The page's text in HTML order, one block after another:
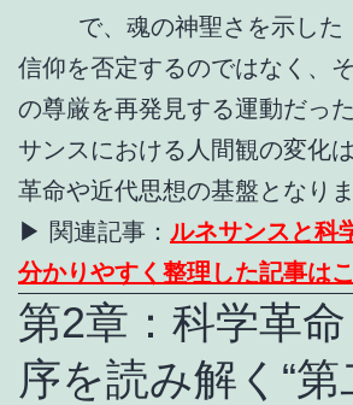
で、魂の神聖さを示した
信仰を否定するのではなく、
の尊厳を再発見する運動だっ
サンスにおける人間観の変化
革命や近代思想の基盤となりま
▶ 関連記事： ルネサンスと科
分かりやすく整理した記事は
第2章：科学革
序を読み解く“第